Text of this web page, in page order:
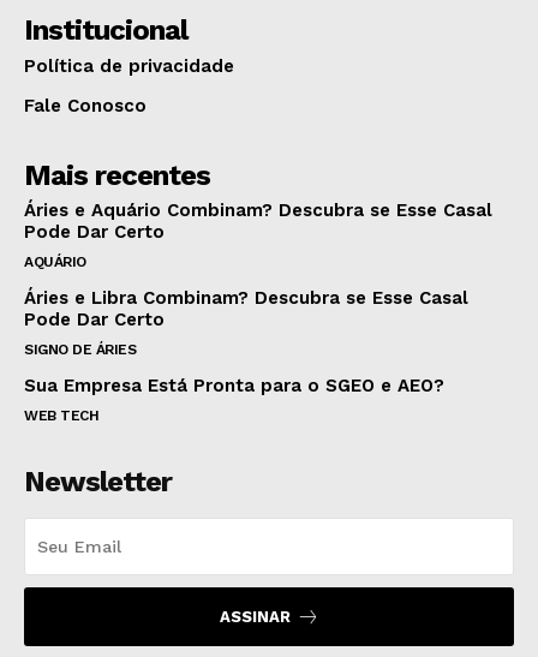
Institucional
Política de privacidade
Fale Conosco
Mais recentes
Áries e Aquário Combinam? Descubra se Esse Casal
Pode Dar Certo
AQUÁRIO
Áries e Libra Combinam? Descubra se Esse Casal
Pode Dar Certo
SIGNO DE ÁRIES
Sua Empresa Está Pronta para o SGEO e AEO?
WEB TECH
Newsletter
ASSINAR